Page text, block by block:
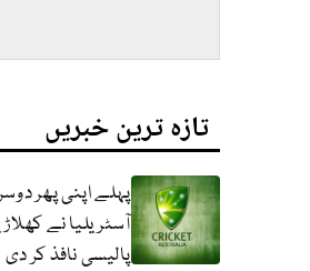
تازہ ترین خبریں
پہلے اپنی پھر
آسٹریلیا نے
پالیسی نافذ کر دی